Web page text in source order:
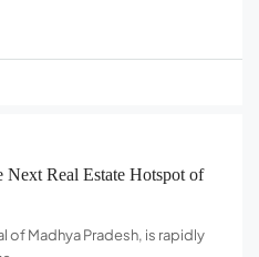
Real Estate Hotspot of
Madhya Pradesh, is rapidly